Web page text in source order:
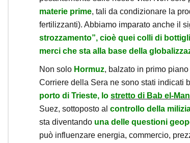
materie prime, tali da condizionare la
fertilizzanti). Abbiamo imparato anche il
strozzamento”, cioè quei colli di
merci che sta alla base della
Non solo Hormuz, balzato in primo
Corriere della Sera ne sono stati indicati
porto di Trieste, lo stretto di Bab el-
Suez, sottoposto al controllo della
sta diventando una delle questioni
può influenzare energia, commercio,